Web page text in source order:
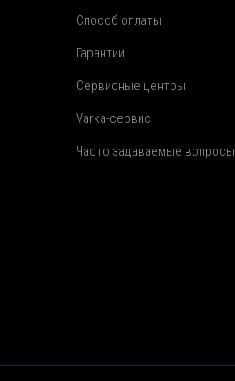
Способ оплаты
Гарантии
Сервисные центры
Varka-сервис
Часто задаваемые вопросы